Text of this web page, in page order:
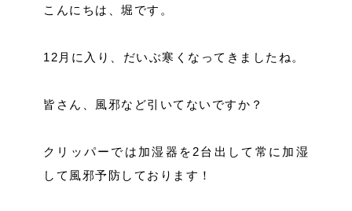
こんにちは、堀です。
12月に入り、だいぶ寒くなってきましたね。
皆さん、風邪など引いてないですか？
クリッパーでは加湿器を2台出して常に加湿
して風邪予防しております！